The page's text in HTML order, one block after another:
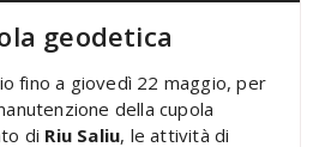
geodetica
fino a giovedì 22 maggio, per
della cupola
di Riu Saliu, le attività di